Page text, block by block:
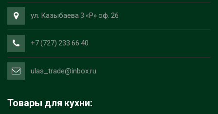
ул. Казыбаева 3 «Р» оф. 26
+7 (727) 233 66 40
ulas_trade@inbox.ru
Товары для кухни: